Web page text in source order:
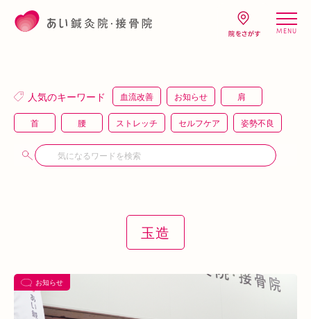
MENU
人気のキーワード 血流改善 お知らせ 肩
首 腰 ストレッチ セルフケア 姿勢不良
頭痛 疲労 キャンペーン 鍼灸 骨盤矯正
土曜営業
あいSHOP 睡眠不足
鶴橋 対応できる症状
玉造
お知らせ